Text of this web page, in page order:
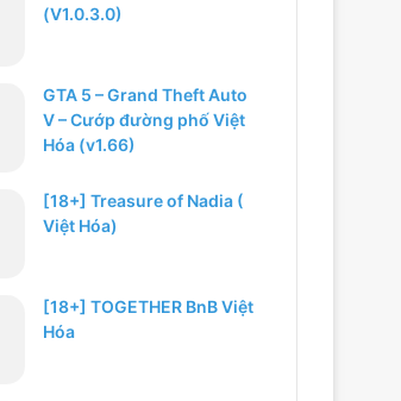
(V1.0.3.0)
GTA 5 – Grand Theft Auto
V – Cướp đường phố Việt
Hóa (v1.66)
[18+] Treasure of Nadia (
Việt Hóa)
[18+] TOGETHER BnB Việt
Hóa